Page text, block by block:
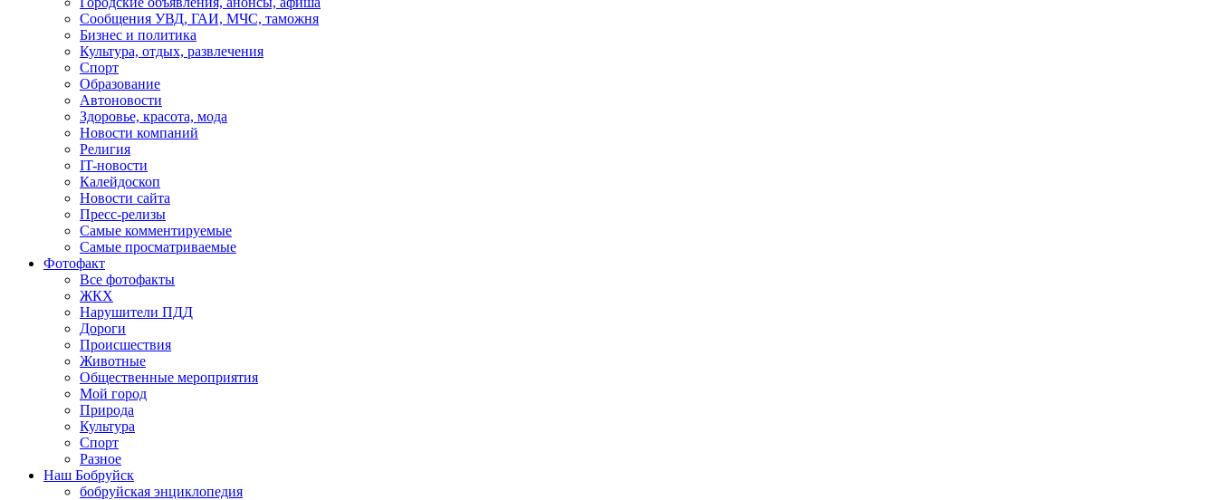
Сообщения УВД, ГАИ, МЧС, таможня
Бизнес и политика
Культура, отдых, развлечения
Спорт
Образование
Автоновости
Здоровье, красота, мода
Новости компаний
Религия
IT-новости
Калейдоскоп
Новости сайта
Пресс-релизы
Самые комментируемые
Самые просматриваемые
Фотофакт
Все фотофакты
ЖКХ
Нарушители ПДД
Дороги
Происшествия
Животные
Общественные мероприятия
Мой город
Природа
Культура
Спорт
Разное
Наш Бобруйск
бобруйская энциклопедия